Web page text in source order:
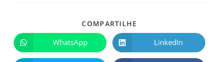
COMPARTILHE
WhatsApp LinkedIn